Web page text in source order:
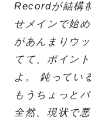
Recordが結構
せメインで始
があんまりウ
てて、ポイン
よ。 鈍ってい
もうちょっと
全然、現状で